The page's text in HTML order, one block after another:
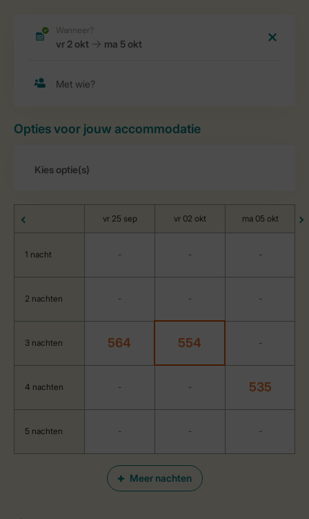
Opties voor jouw accommodatie
Meer nachten
vr 25 sep vr 02 okt ma 05 okt
1 nacht - - -
2 nachten - - -
3 nachten 564 554 -
4 nachten - - 535
5 nachten - - -